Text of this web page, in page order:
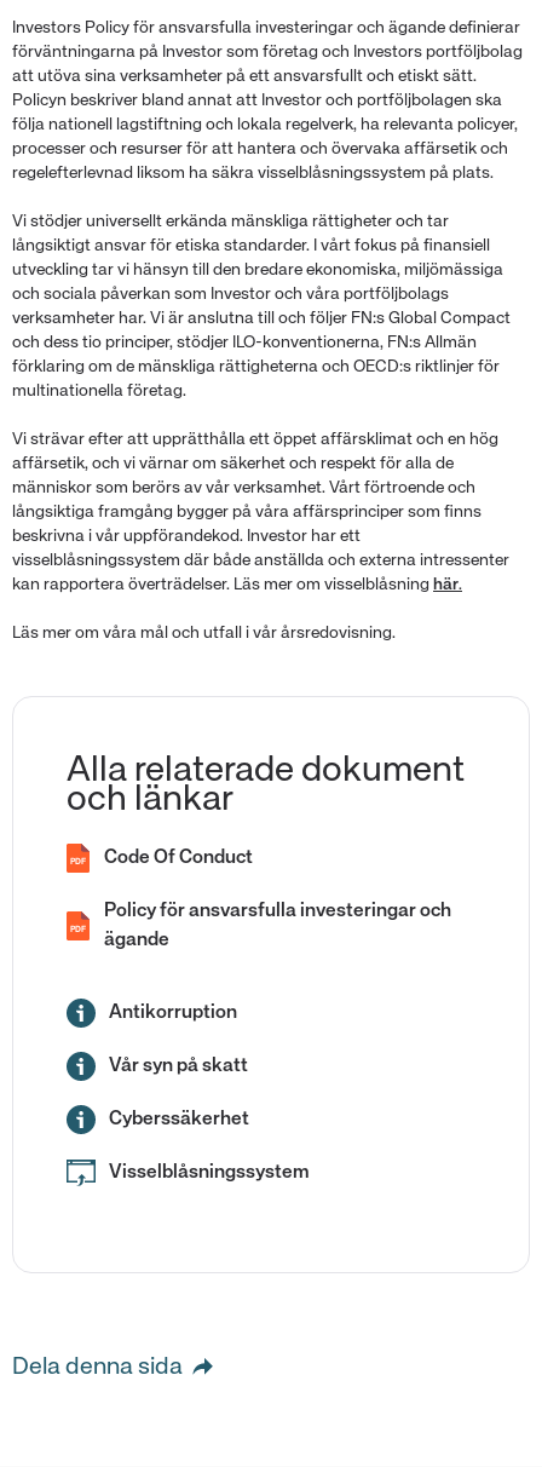
Investors Policy för ansvarsfulla investeringar och ägande definierar
förväntningarna på Investor som företag och Investors portföljbolag
att utöva sina verksamheter på ett ansvarsfullt och etiskt sätt.
Policyn beskriver bland annat att Investor och portföljbolagen ska
följa nationell lagstiftning och lokala regelverk, ha relevanta policyer,
processer och resurser för att hantera och övervaka affärsetik och
regelefterlevnad liksom ha säkra visselblåsningssystem på plats.
Vi stödjer universellt erkända mänskliga rättigheter och tar
långsiktigt ansvar för etiska standarder. I vårt fokus på finansiell
utveckling tar vi hänsyn till den bredare ekonomiska, miljömässiga
och sociala påverkan som Investor och våra portföljbolags
verksamheter har. Vi är anslutna till och följer FN:s Global Compact
och dess tio principer, stödjer ILO-konventionerna, FN:s Allmän
förklaring om de mänskliga rättigheterna och OECD:s riktlinjer för
multinationella företag.
Vi strävar efter att upprätthålla ett öppet affärsklimat och en hög
affärsetik, och vi värnar om säkerhet och respekt för alla de
människor som berörs av vår verksamhet. Vårt förtroende och
långsiktiga framgång bygger på våra affärsprinciper som finns
beskrivna i vår uppförandekod. Investor har ett
visselblåsningssystem där både anställda och externa intressenter
kan rapportera överträdelser. Läs mer om visselblåsning här.
Läs mer om våra mål och utfall i vår årsredovisning.
Alla relaterade dokument
och länkar
PDF Code Of Conduct
PDF
Policy för ansvarsfulla investeringar och
ägande
Antikorruption
Vår syn på skatt
Cyberssäkerhet
Visselblåsningssystem
Dela denna sida